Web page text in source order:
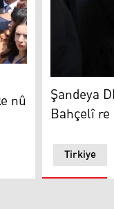
bên derxistin û
nû
Şandeya
Tirkiye
Şandeya
Bahçelî